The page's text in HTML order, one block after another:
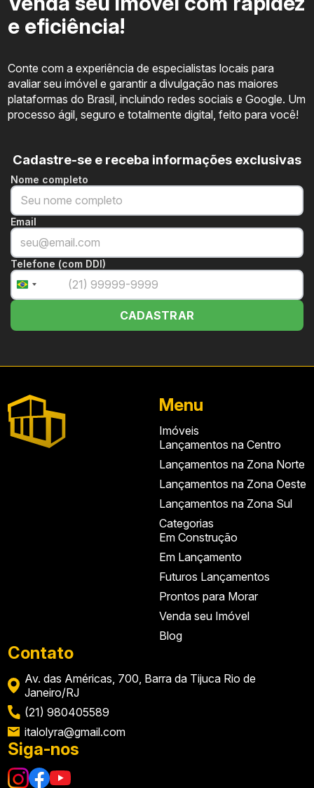
e eficiência!
Conte com a experiência de especialistas locais para
avaliar seu imóvel e garantir a divulgação nas maiores
plataformas do Brasil, incluindo redes sociais e Google. Um
processo ágil, seguro e totalmente digital, feito para você!
Cadastre-se e receba informações exclusivas
Nome completo
Email
Telefone (com DDI)
Brazil
+55
CADASTRAR
Menu
Imóveis
Lançamentos na Centro
Lançamentos na Zona Norte
Lançamentos na Zona Oeste
Lançamentos na Zona Sul
Categorias
Em Construção
Em Lançamento
Futuros Lançamentos
Prontos para Morar
Venda seu Imóvel
Blog
Contato
Av. das Américas, 700, Barra da Tijuca Rio de
Janeiro/RJ
(21) 980405589
italolyra@gmail.com
Siga-nos